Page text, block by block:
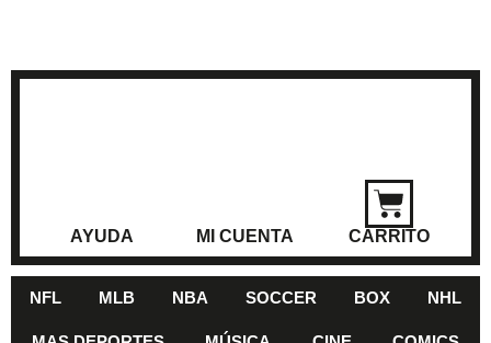
AYUDA MI CUENTA CARRITO
NFL MLB NBA SOCCER BOX NHL